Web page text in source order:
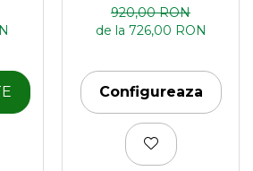
920,00 RON
de la 726,00 RON
Configureaza